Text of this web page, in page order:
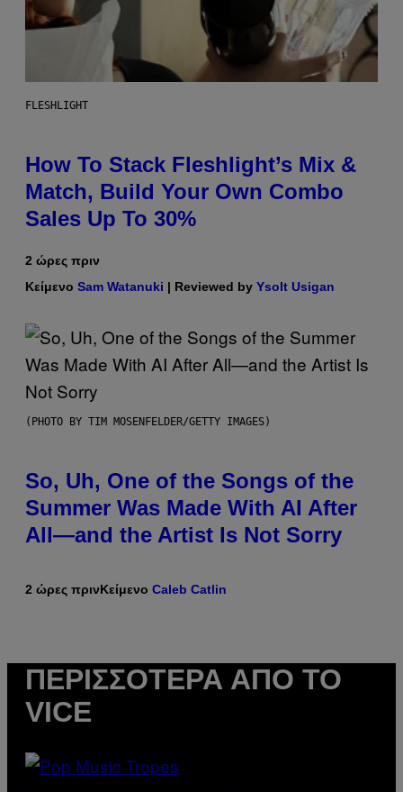
FLESHLIGHT
How To Stack Fleshlight’s Mix &
Match, Build Your Own Combo
Sales Up To 30%
2 ώρες πριν
Κείμενο Sam Watanuki | Reviewed by Ysolt Usigan
(PHOTO BY TIM MOSENFELDER/GETTY IMAGES)
So, Uh, One of the Songs of the
Summer Was Made With AI After
All—and the Artist Is Not Sorry
2 ώρες πρινΚείμενο Caleb Catlin
ΠΕΡΙΣΣΌΤΕΡΑ ΑΠΌ ΤΟ
VICE